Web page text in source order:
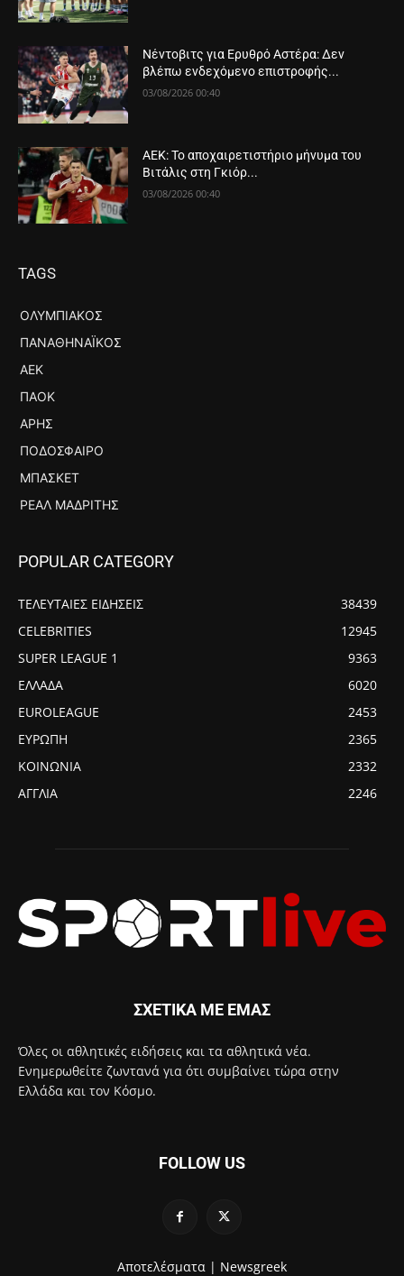
Νέντοβιτς για Ερυθρό Αστέρα: Δεν
βλέπω ενδεχόμενο επιστροφής...
03/08/2026 00:40
ΑΕΚ: Το αποχαιρετιστήριο μήνυμα του
Βιτάλις στη Γκιόρ...
03/08/2026 00:40
TAGS
ΟΛΥΜΠΙΑΚΌΣ
ΠΑΝΑΘΗΝΑΪΚΌΣ
ΑΕΚ
ΠΑΟΚ
ΆΡΗΣ
ΠΟΔΌΣΦΑΙΡΟ
ΜΠΆΣΚΕΤ
ΡΕΆΛ ΜΑΔΡΊΤΗΣ
POPULAR CATEGORY
ΤΕΛΕΥΤΑΙΕΣ ΕΙΔΗΣΕΙΣ
38439
CELEBRITIES
12945
SUPER LEAGUE 1
9363
ΕΛΛΑΔΑ
6020
EUROLEAGUE
2453
ΕΥΡΩΠΗ
2365
ΚΟΙΝΩΝΙΑ
2332
ΑΓΓΛΙΑ
2246
ΣΧΕΤΙΚΑ ΜΕ ΕΜΑΣ
Όλες οι αθλητικές ειδήσεις και τα αθλητικά νέα.
Ενημερωθείτε ζωντανά για ότι συμβαίνει τώρα στην
Ελλάδα και τον Κόσμο.
FOLLOW US
Αποτελέσματα | Newsgreek